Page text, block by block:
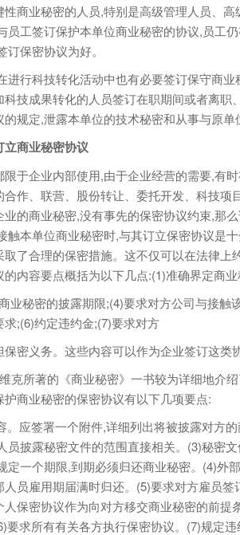
商业秘密的人员,特别是高级管理人员、
员工签订保护本单位商业秘密的协议,员工
保密协议为好。
行科技转化活动中也有必要签订保守商业
技成果转化的人员签订在职期间或者离
规定,泄露本单位的技术秘密和从事与原单
商业秘密协议
企业内部使用,由于企业经营的需要,有
作、联营、股份转让、委托开发、科技
的商业秘密,没有事先的保密协议约束,那
触本单位商业秘密时,与其订立保密协议是
了合理的保密措施。这不仅可以在法律
内容要点概括为以下几点:(1)准确界定商
秘密的披露期限;(4)要求对方公司与接触
;(6)约定违约金;(7)要求对方
义务。这些内容可以作为企业签订这类协
所著的《商业秘密》一书较为详细地介
商业秘密的保密协议有以下几项要点:
应签署一个附件,详细列出将被披露对方的
员披露秘密文件的范围直接相关。(3)秘密
定一个期限,到期必须归还商业秘密。(4)外
员雇用期届满时归还。(5)要求对方雇员
保密协议作为向对方移交商业秘密的前
要求所有有关各方执行保密协议。(7)规定